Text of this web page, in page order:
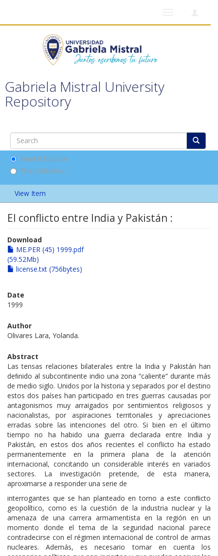
Gabriela Mistral University
Repository
Search DSpace
This Collection
View Item
El conflicto entre India y Pakistán :
Download
ME.PER (45) 1999.pdf
(59.52Mb)
license.txt (756bytes)
Date
1999
Author
Olivares Lara, Yolanda.
Abstract
Las tensas relaciones bilaterales entre la India y Pakistán han
deﬁnido al subcontinente indio una zona “caliente” durante más
de medio siglo. Unidos por la historia y separados por el destino
estos dos países han participado en tres guerras causadas por
antagonismos muy arraigados por sentimientos religiosos y
nacionalistas, por aspiraciones territoriales y apreciaciones
erradas sobre las intenciones del otro. Si bien en el último
tiempo no ha habido una guerra declarada entre India y
Pakistán, en estos dos años recientes el conflicto ha estado
permanentemente en la primera plana de la atención
internacional, concitando un considerable interés en variados
sectores. La investigación pretende, de esta manera,
aproximarse a responder una serie de
interrogantes que se han planteado en torno a este conﬂicto
geopolítico, como es la cuestión de la industria nuclear y la
amenaza de una carrera armamentista en la región en un
momento donde el tema de la seguridad nacional parece
contradecirse con el régimen internacional de control de armas
nucleares. Además, es necesario tomar en cuenta los